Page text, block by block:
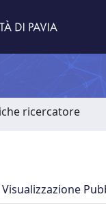
ricercatore
Visualizzazione